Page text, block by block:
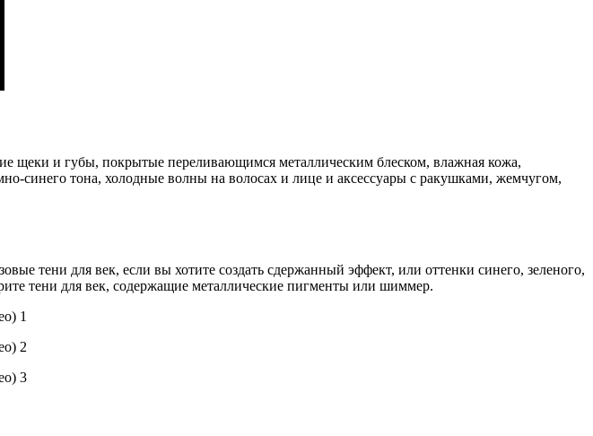
щеки и губы, покрытые переливающимся металлическим блеском, влажная кожа,
синего тона, холодные волны на волосах и лице и аксессуары с ракушками, жемчугом,
тени для век, если вы хотите создать сдержанный эффект, или оттенки синего, зеленого,
тени для век, содержащие металлические пигменты или шиммер.